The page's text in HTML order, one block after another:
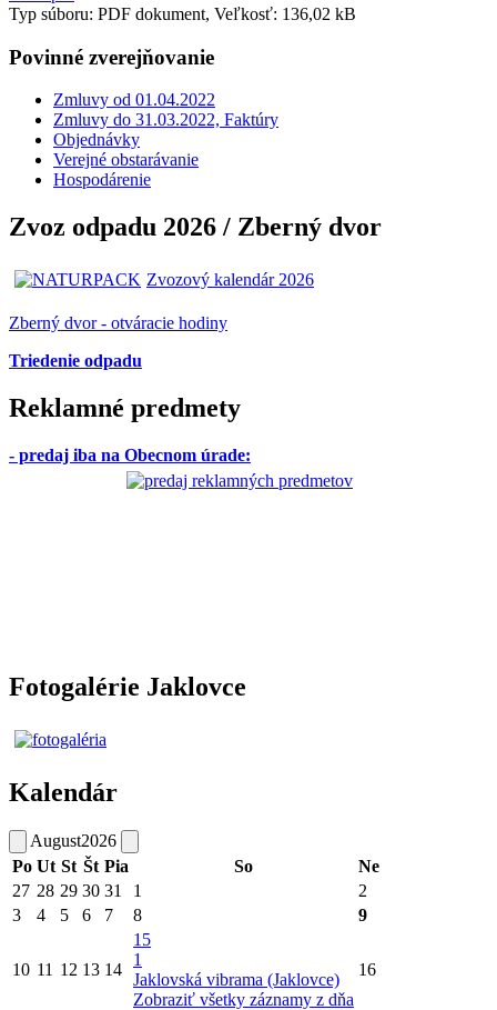
Typ súboru: PDF dokument, Veľkosť: 136,02 kB
Povinné zverejňovanie
Zmluvy od 01.04.2022
Zmluvy do 31.03.2022, Faktúry
Objednávky
Verejné obstarávanie
Hospodárenie
Zvoz odpadu 2026 / Zberný dvor
Zvozový kalendár 2026
Zberný dvor - otváracie hodiny
Triedenie odpadu
Reklamné predmety
- predaj iba na Obecnom úrade:
Fotogalérie Jaklovce
Kalendár
August2026
Po Ut St Št Pia So
Ne
27 28 29 30 31 1
2
3
4 5 6 7 8 9
10 11 12 13 14
15
1
Jaklovská vibrama (Jaklovce)
Zobraziť všetky záznamy z dňa
16